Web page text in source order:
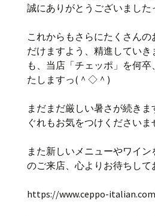
誠にありがとうございました
これからもさらにたくさん
だけますよう、精進していき
も、当店「チェッポ」を何
たしますっ(＾◇＾)
まだまだ厳しい暑さが続き
ぐれもお気をつけくださいま
また新しいメニューやワイ
のご来店、心よりお待ちして
https://www.ceppo-